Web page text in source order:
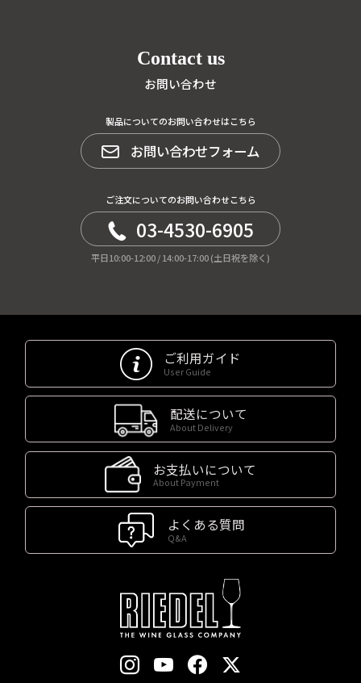
Contact us
お問い合わせ
製品についてのお問い合わせはこちら
お問い合わせフォーム
ご注文についてのお問い合わせこちら
03-4530-6905
平日10:00-12:00 / 14:00-17:00 (土日祝を除く)
ご利用ガイド
User Guide
配送について
About Delivery
お支払いについて
About Payment
よくある質問
Q&A